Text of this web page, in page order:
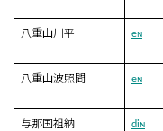
八重山川平 eɴ
八重山波照間 eɴ
与那国祖納 diɴ